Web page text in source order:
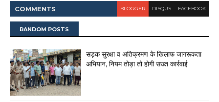
COMMENTS BLOGGER DISQUS FACEBOOK
RANDOM POSTS
सड़क सुरक्षा व अतिक्रमण के खिलाफ जागरूकता
अभियान, नियम तोड़ा तो होगी सख्त कार्रवाई